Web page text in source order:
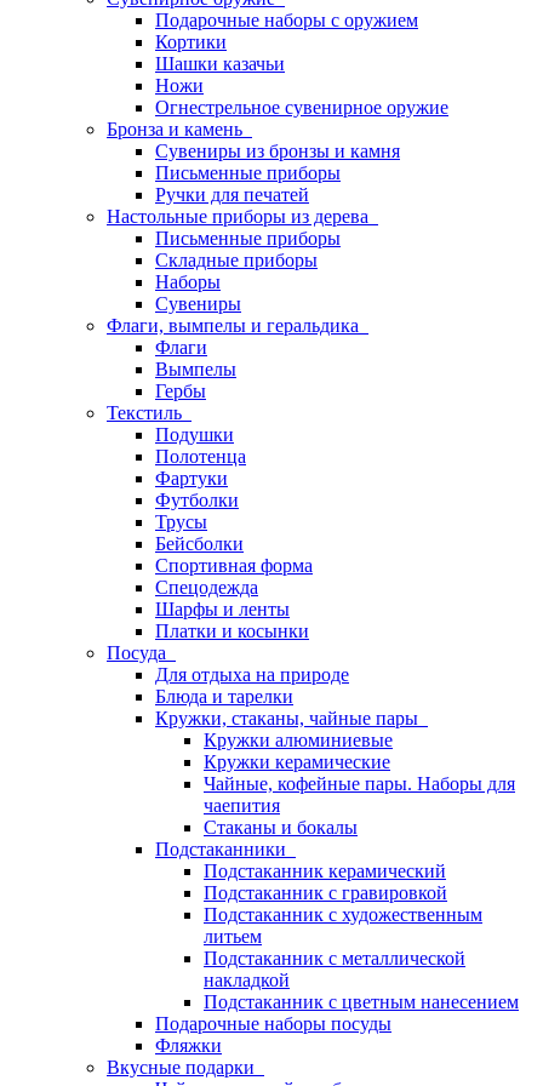
Подарочные наборы с оружием
Кортики
Шашки казачьи
Ножи
Огнестрельное сувенирное оружие
Бронза и камень
Сувениры из бронзы и камня
Письменные приборы
Ручки для печатей
Настольные приборы из дерева
Письменные приборы
Складные приборы
Наборы
Сувениры
Флаги, вымпелы и геральдика
Флаги
Вымпелы
Гербы
Текстиль
Подушки
Полотенца
Фартуки
Футболки
Трусы
Бейсболки
Спортивная форма
Спецодежда
Шарфы и ленты
Платки и косынки
Посуда
Для отдыха на природе
Блюда и тарелки
Кружки, стаканы, чайные пары
Кружки алюминиевые
Кружки керамические
Чайные, кофейные пары. Наборы для
чаепития
Стаканы и бокалы
Подстаканники
Подстаканник керамический
Подстаканник c гравировкой
Подстаканник с художественным
литьем
Подстаканник с металлической
накладкой
Подстаканник с цветным нанесением
Подарочные наборы посуды
Фляжки
Вкусные подарки